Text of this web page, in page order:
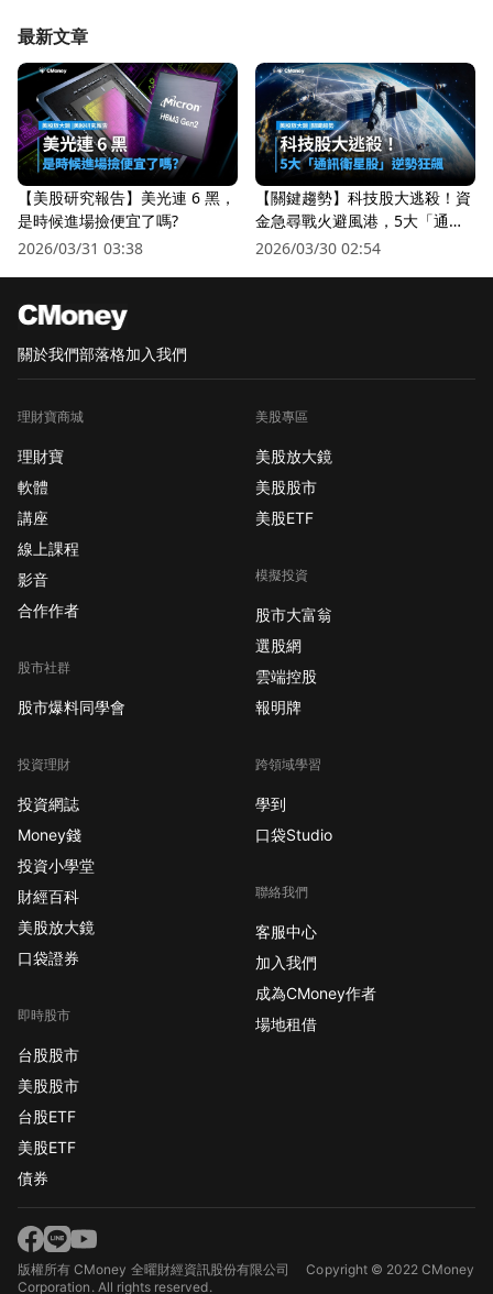
最新文章
【美股研究報告】美光連 6 黑，
是時候進場撿便宜了嗎?
2026/03/31 03:38
【關鍵趨勢】科技股大逃殺！資
金急尋戰火避風港，5大「通訊
衛星股」逆勢狂飆
2026/03/30 02:54
關於我們部落格加入我們
理財寶商城
理財寶
軟體
講座
線上課程
影音
合作作者
股市社群
股市爆料同學會
投資理財
投資網誌
Money錢
投資小學堂
財經百科
美股放大鏡
口袋證券
即時股市
台股股市
美股股市
台股ETF
美股ETF
債券
美股專區
美股放大鏡
美股股市
美股ETF
模擬投資
股市大富翁
選股網
雲端控股
報明牌
跨領域學習
學到
口袋Studio
聯絡我們
客服中心
加入我們
成為CMoney作者
場地租借
版權所有 CMoney 全曜財經資訊股份有限公司Copyright © 2022 CMoney
Corporation. All rights reserved.